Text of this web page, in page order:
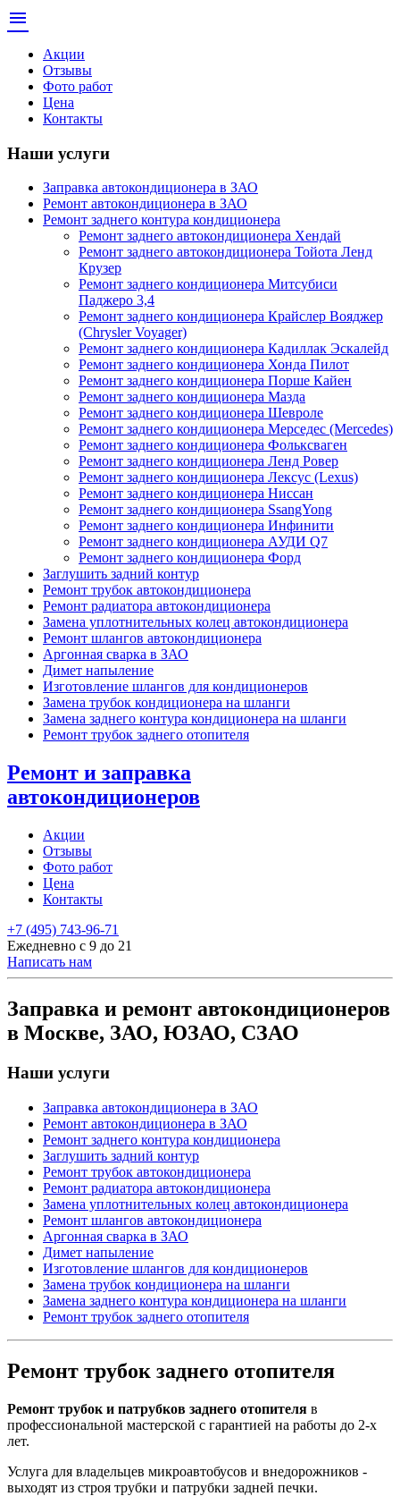
menu
Акции
Отзывы
Фото работ
Цена
Контакты
Наши услуги
Заправка автокондиционера в ЗАО
Ремонт автокондиционера в ЗАО
Ремонт заднего контура кондиционера
Ремонт заднего автокондиционера Хендай
Ремонт заднего автокондиционера Тойота Ленд
Крузер
Ремонт заднего кондиционера Митсубиси
Паджеро 3,4
Ремонт заднего кондиционера Крайслер Вояджер
(Chrysler Voyager)
Ремонт заднего кондиционера Кадиллак Эскалейд
Ремонт заднего кондиционера Хонда Пилот
Ремонт заднего кондиционера Порше Кайен
Ремонт заднего кондиционера Мазда
Ремонт заднего кондиционера Шевроле
Ремонт заднего кондиционера Мерседес (Mercedes)
Ремонт заднего кондиционера Фольксваген
Ремонт заднего кондиционера Ленд Ровер
Ремонт заднего кондиционера Лексус (Lexus)
Ремонт заднего кондиционера Ниссан
Ремонт заднего кондиционера SsangYong
Ремонт заднего кондиционера Инфинити
Ремонт заднего кондиционера АУДИ Q7
Ремонт заднего кондиционера Форд
Заглушить задний контур
Ремонт трубок автокондиционера
Ремонт радиатора автокондиционера
Замена уплотнительных колец автокондиционера
Ремонт шлангов автокондиционера
Аргонная сварка в ЗАО
Димет напыление
Изготовление шлангов для кондиционеров
Замена трубок кондиционера на шланги
Замена заднего контура кондиционера на шланги
Ремонт трубок заднего отопителя
Ремонт и заправка
автокондиционеров
Акции
Отзывы
Фото работ
Цена
Контакты
+7 (495) 743-96-71
Ежедневно с 9 до 21
Написать нам
Заправка и ремонт автокондиционеров
в Москве, ЗАО, ЮЗАО, СЗАО
Наши услуги
Заправка автокондиционера в ЗАО
Ремонт автокондиционера в ЗАО
Ремонт заднего контура кондиционера
Заглушить задний контур
Ремонт трубок автокондиционера
Ремонт радиатора автокондиционера
Замена уплотнительных колец автокондиционера
Ремонт шлангов автокондиционера
Аргонная сварка в ЗАО
Димет напыление
Изготовление шлангов для кондиционеров
Замена трубок кондиционера на шланги
Замена заднего контура кондиционера на шланги
Ремонт трубок заднего отопителя
Ремонт трубок заднего отопителя
Ремонт трубок и патрубков заднего отопителя в
профессиональной мастерской с гарантией на работы до 2-х
лет.
Услуга для владельцев микроавтобусов и внедорожников -
выходят из строя трубки и патрубки задней печки.